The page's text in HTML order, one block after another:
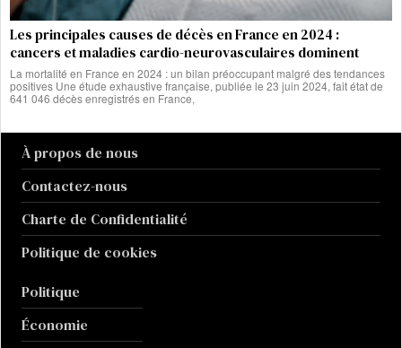
Les principales causes de décès en France en 2024 :
cancers et maladies cardio-neurovasculaires dominent
La mortalité en France en 2024 : un bilan préoccupant malgré des tendances
positives Une étude exhaustive française, publiée le 23 juin 2024, fait état de
641 046 décès enregistrés en France,
À propos de nous
Contactez-nous
Charte de Confidentialité
Politique de cookies
Politique
Économie